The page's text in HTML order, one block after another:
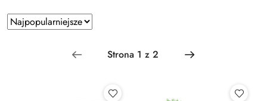
Zastosowano
sortowanie:
Najpopularniejsze.
Sortuj
według